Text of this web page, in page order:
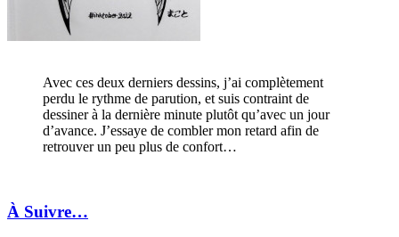
Avec ces deux derniers dessins, j’ai complètement
perdu le rythme de parution, et suis contraint de
dessiner à la dernière minute plutôt qu’avec un jour
d’avance. J’essaye de combler mon retard afin de
retrouver un peu plus de confort…
À Suivre…